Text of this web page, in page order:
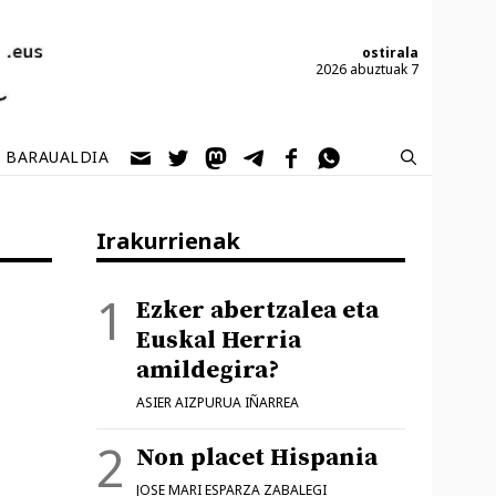
ostirala
2026 abuztuak 7
BARAUALDIA
Irakurrienak
Ezker abertzalea eta
Euskal Herria
amildegira?
ASIER AIZPURUA IÑARREA
Non placet Hispania
JOSE MARI ESPARZA ZABALEGI